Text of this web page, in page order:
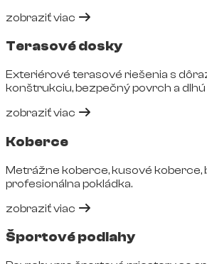
zobraziť viac
Terasové dosky
Exteriérové terasové riešenia s
konštrukciu, bezpečný povrch a
zobraziť viac
Koberce
Metrážne koberce, kusové koberce,
profesionálna pokládka.
zobraziť viac
Športové podlahy